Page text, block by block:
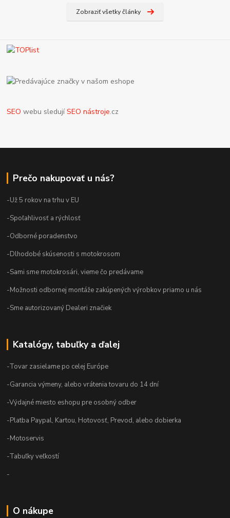
Zobraziť všetky články
SEO webu sledujíSEO nástroje.cz
Prečo nakupovať u nás?
-Už 5 rokov na trhu v EU
-Spoľahlivosť a rýchlosť
-Odborné poradenstvo
-Dlhodobé skúsenosti s motokrosom
-Sami sme motokrosári, vieme čo predávame
-Možnosti odbornej montáže zakúpených výrobkov priamo u nás
-Sme autorizovaný Dealeri značiek
Katalógy, tabuľky a ďalej
-Tovar zasielame po celej Európe
-Garancia výmeny, alebo vrátenia tovaru do 14 dní
-Výdajné miesto eshopu pre osobný odber
-Platba Paypal, Kartou, Hotovosť, Prevod, alebo dobierka
-Motoservis
-Tabuľky veľkostí
-
O nákupe